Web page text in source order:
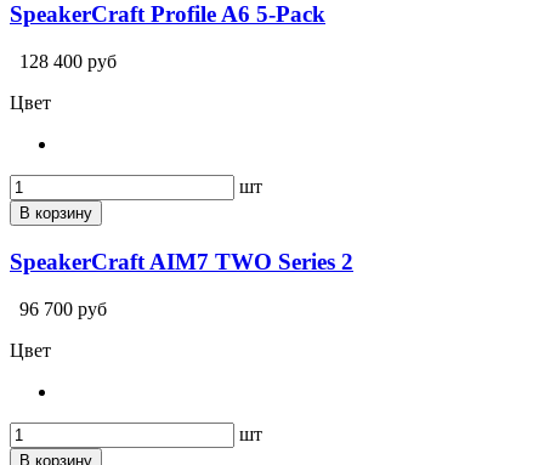
SpeakerCraft Profile A6 5-Pack
128 400 руб
Цвет
шт
В корзину
SpeakerCraft AIM7 TWO Series 2
96 700 руб
Цвет
шт
В корзину